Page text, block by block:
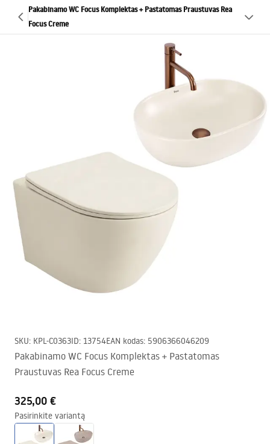
Pakabinamo WC Focus Komplektas + Pastatomas Praustuvas Rea
Focus Creme
SKU: KPL-C0363ID: 13754EAN kodas: 5906366046209
Pakabinamo WC Focus Komplektas + Pastatomas
Praustuvas Rea Focus Creme
325,00 €
Pasirinkite variantą